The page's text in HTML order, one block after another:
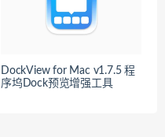
DockView for Mac v1.7.5 程
序坞Dock预览增强工具